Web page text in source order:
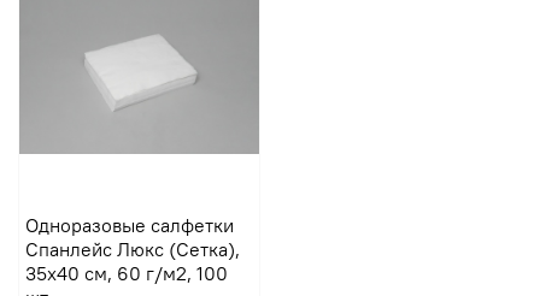
Одноразовые салфетки
Спанлейс Люкс (Сетка),
35х40 см, 60 г/м2, 100